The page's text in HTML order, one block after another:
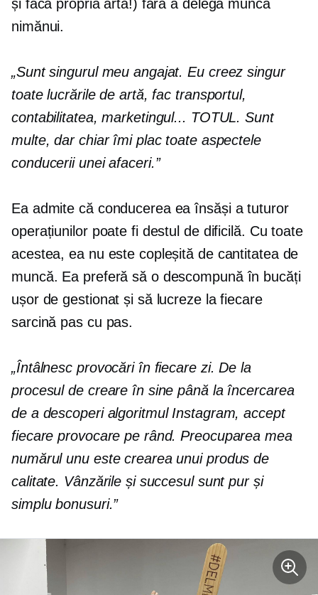
și facă propria artă!) fără a delega munca
nimănui.
„Sunt singurul meu angajat. Eu creez singur
toate lucrările de artă, fac transportul,
contabilitatea, marketingul... TOTUL. Sunt
multe, dar chiar îmi plac toate aspectele
conducerii unei afaceri.”
Ea admite că conducerea ea însăși a tuturor
operațiunilor poate fi destul de dificilă. Cu toate
acestea, ea nu este copleșită de cantitatea de
muncă. Ea preferă să o descompună în bucăți
ușor de gestionat și să lucreze la fiecare
sarcină pas cu pas.
„Întâlnesc provocări în fiecare zi. De la
procesul de creare în sine până la încercarea
de a descoperi algoritmul Instagram, accept
fiecare provocare pe rând. Preocuparea mea
numărul unu este crearea unui produs de
calitate. Vânzările și succesul sunt pur și
simplu bonusuri.”